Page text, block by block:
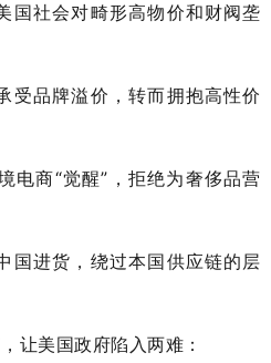
国社会对畸形高物价和财阀垄
受品牌溢价，转而拥抱高性价
电商“觉醒”，拒绝为奢侈品营
国进货，绕过本国供应链的层
让美国政府陷入两难：